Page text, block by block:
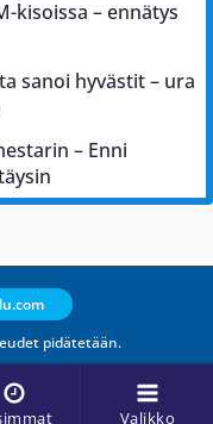
Valikko
kisoissa – ennätys
sanoi hyvästit – ura
– Enni
pidätetään.